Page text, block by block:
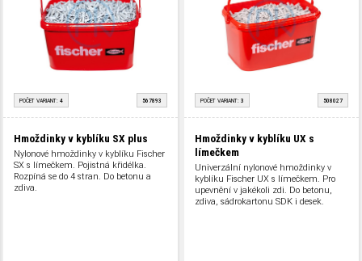
POČET VARIANT: 4 567893
Hmoždinky v kyblíku SX plus
Nylonové hmoždinky v kyblíku Fischer
SX s límečkem. Pojistná křidélka.
Rozpíná se do 4 stran. Do betonu a
zdiva.
POČET VARIANT: 3 508027
Hmoždinky v kyblíku UX s
límečkem
Univerzální nylonové hmoždinky v
kyblíku Fischer UX s límečkem. Pro
upevnění v jakékoli zdi. Do betonu,
zdiva, sádrokartonu SDK i desek.